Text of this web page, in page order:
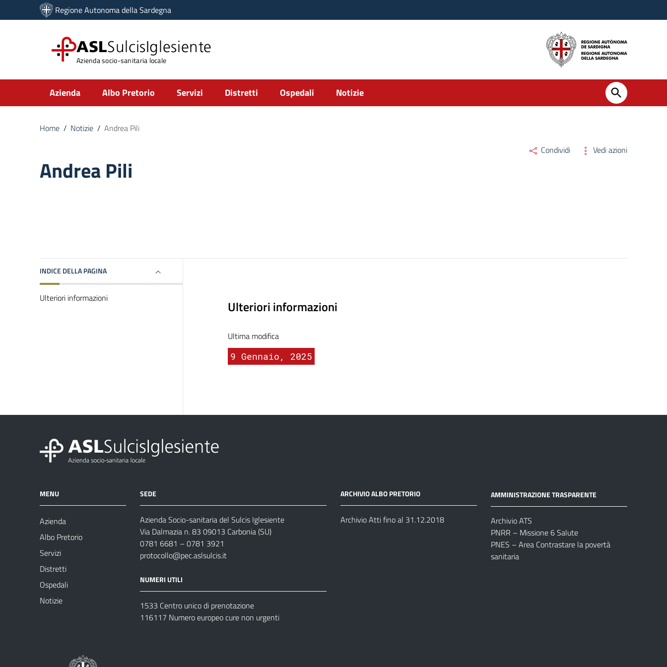
Vai ai contenuti
Vai al menu di navigazione
Regione Autonoma della Sardegna
ASLSulcisIglesiente
Azienda socio-sanitaria locale
Submenu
Azienda Albo Pretorio Servizi Distretti Ospedali Notizie
Home / Notizie / Andrea Pili
Andrea Pili
Condividi Vedi azioni
INDICE DELLA PAGINA
Ulteriori informazioni Ulteriori informazioni
Ultima modifica
9 Gennaio, 2025
MENU
Azienda
Albo Pretorio
Servizi
Distretti
Ospedali
Notizie
SEDE
Azienda Socio-sanitaria del Sulcis Iglesiente
Via Dalmazia n. 83 09013 Carbonia (SU)
0781 6681 – 0781 3921
protocollo@pec.aslsulcis.it
NUMERI UTILI
1533 Centro unico di prenotazione
116117 Numero europeo cure non urgenti
ARCHIVIO ALBO PRETORIO
Archivio Atti fino al 31.12.2018
AMMINISTRAZIONE TRASPARENTE
Archivio ATS
PNRR – Missione 6 Salute
PNES – Area Contrastare la povertà
sanitaria